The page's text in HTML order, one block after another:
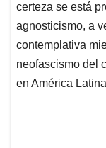
certeza se está
agnosticismo, a
contemplativa
neofascismo del
en América